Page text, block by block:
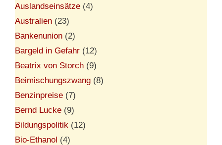
Auslandseinsätze (4)
Australien (23)
Bankenunion (2)
Bargeld in Gefahr (12)
Beatrix von Storch (9)
Beimischungszwang (8)
Benzinpreise (7)
Bernd Lucke (9)
Bildungspolitik (12)
Bio-Ethanol (4)